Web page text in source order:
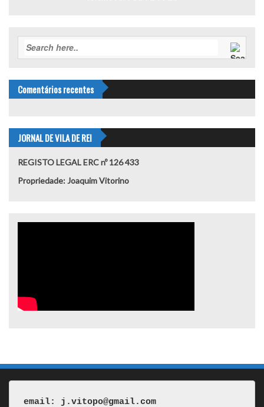
Comentários recentes
JORNAL DE VILA DE REI
REGISTO LEGAL ERC nº 126 433
Propriedade: Joaquim Vitorino
email: j.vitopo@gmail.com